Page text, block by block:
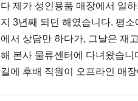
다 제가 성인용품 매장에서 일
지 3년째 되던 해였습니다. 평소
에서 상담만 하다가, 그날은 재
해 본사 물류센터에 다녀왔습니
길에 후배 직원이 오프라인 매